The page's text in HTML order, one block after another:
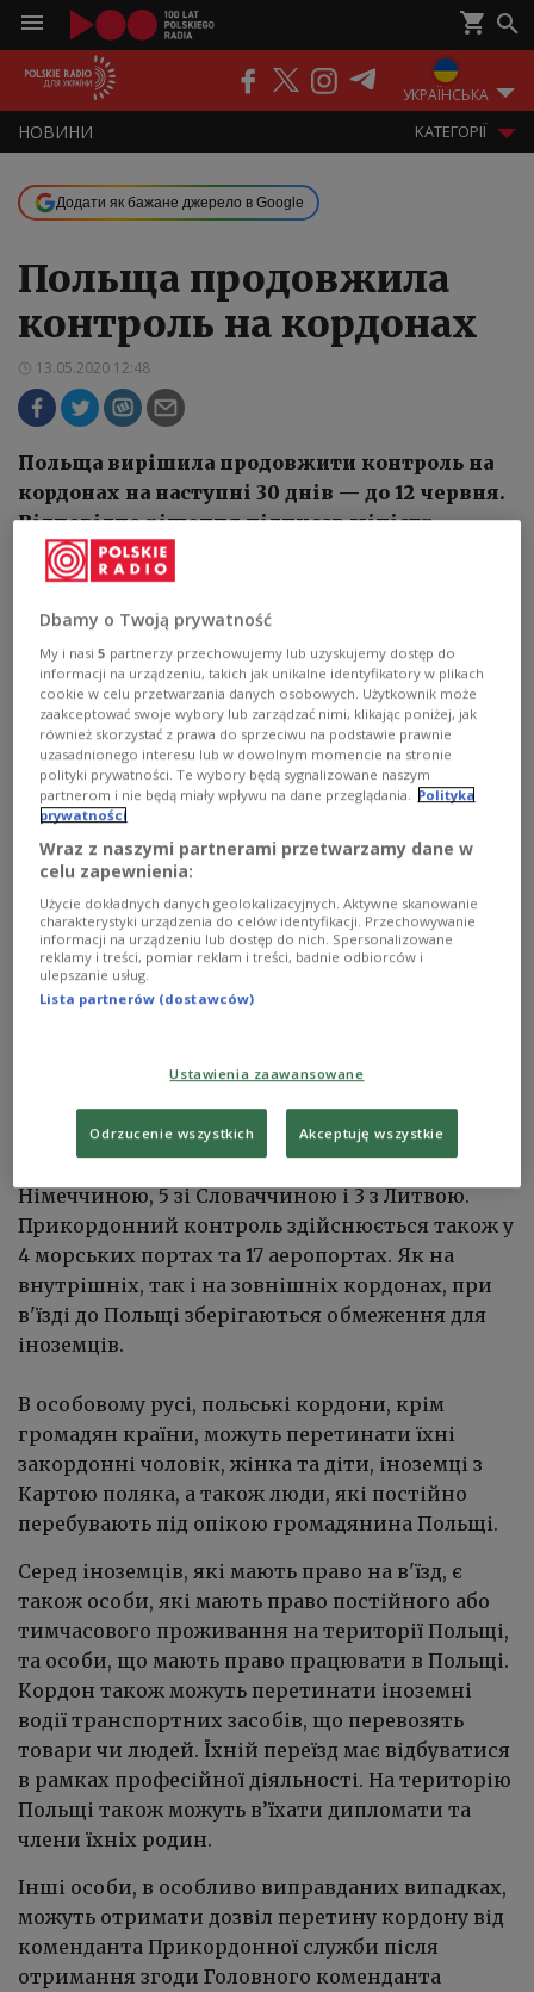
УКРАЇНСЬКА
НOВИНИ KАТЕГОРІЇ
ПОДКАСТИ ЕФІР
Додати як бажане джерело в Google
Польща продовжила
контроль на кордонах
13.05.2020 12:48
Польща вирішила продовжити контроль на
кордонах на наступні 30 днів — до 12 червня.
Відповідне рішення підписав міністр
внутрішніх справ і адміністрації Маріуш
Камінський
Пункт перетину кордону - Корчова Mykola Tys/ Shutterstock
Контроль введено 15 березня з приводу
поширення коронавірусу. Внутрішній кордон,
Словаччиною, можна буде перетнути лише у
На суші їх 42: 18 на кордоні з Чехією, 16 із
Німеччиною, 5 зі Словаччиною і 3 з Литвою.
Прикордонний контроль здійснюється також у
4 морських портах та 17 аеропортах. Як на
внутрішніх, так і на зовнішніх кордонах, при
в'їзді до Польщі зберігаються обмеження для
іноземців.
В особовому русі, польські кордони, крім
громадян країни, можуть перетинати їхні
закордонні чоловік, жінка та діти, іноземці з
Картою поляка, а також люди, які постійно
перебувають під опікою громадянина Польщі.
Серед іноземців, які мають право на в'їзд, є
також особи, які мають право постійного або
тимчасового проживання на території Польщі,
та особи, що мають право працювати в Польщі.
Кордон також можуть перетинати іноземні
водії транспортних засобів, що перевозять
товари чи людей. Їхній переїзд має відбуватися
в рамках професійної діяльності. На територію
Польщі також можуть в’їхати дипломати та
члени їхніх родин.
Інші особи, в особливо виправданих випадках,
можуть отримати дозвіл перетину кордону від
коменданта Прикордонної служби після
отримання згоди Головного коменданта
Dbamy o Twoją prywatność
My i nasi5 partnerzy przechowujemy lub uzyskujemy dostęp do
informacji na urządzeniu, takich jak unikalne identyfikatory w plikach
cookie w celu przetwarzania danych osobowych. Użytkownik może
zaakceptować swoje wybory lub zarządzać nimi, klikając poniżej, jak
również skorzystać z prawa do sprzeciwu na podstawie prawnie
uzasadnionego interesu lub w dowolnym momencie na stronie
polityki prywatności. Te wybory będą sygnalizowane naszym
partnerom i nie będą miały wpływu na dane przeglądania. Polityka
prywatności
Wraz z naszymi partnerami przetwarzamy dane w
celu zapewnienia:
Użycie dokładnych danych geolokalizacyjnych. Aktywne skanowanie
charakterystyki urządzenia do celów identyfikacji. Przechowywanie
informacji na urządzeniu lub dostęp do nich. Spersonalizowane
reklamy i treści, pomiar reklam i treści, badnie odbiorców i
ulepszanie usług.
Lista partnerów (dostawców)
Ustawienia zaawansowane
Odrzucenie wszystkich Akceptuję wszystkie